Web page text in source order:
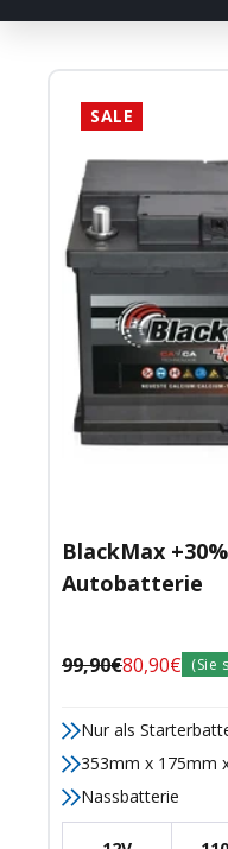
SALE
BlackMax
Autobatterie
80,90€
Regulärer
99,90€ (Sie
Nur als
353mm x 175mm
Nassbatterie